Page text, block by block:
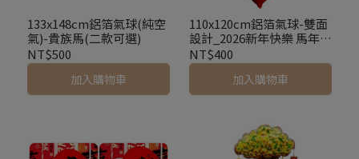
133x148cm鋁箔氣球(純空
氣)-貴族馬(二款可選)
NT$500
加入購物車
110x120cm鋁箔氣球-雙面
設計_2026新年快樂 馬年大
吉(8887)
NT$400
加入購物車